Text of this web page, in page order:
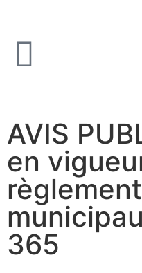
AVIS
en
365